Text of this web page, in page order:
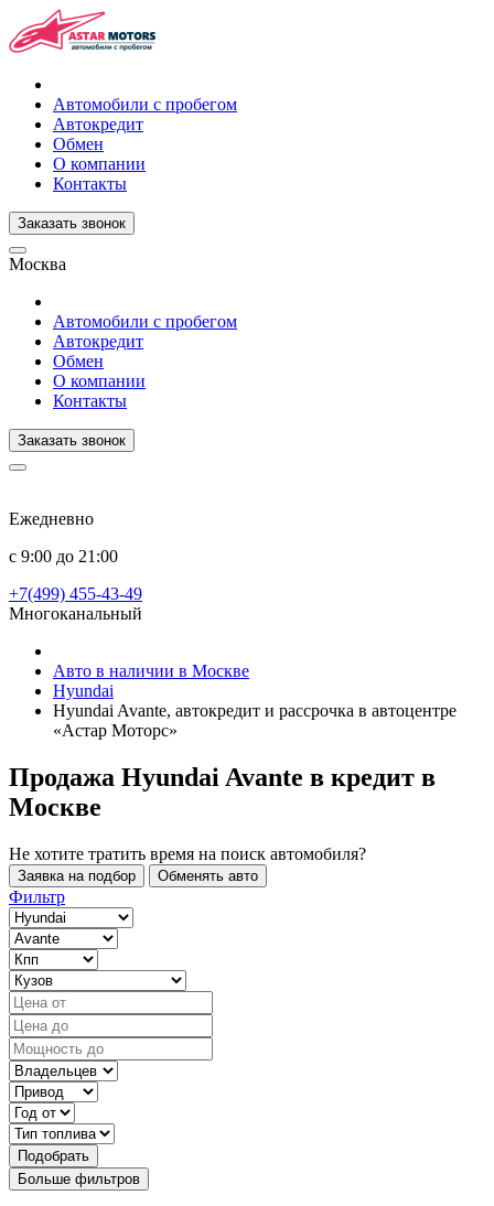
Автомобили с пробегом
Автокредит
Обмен
О компании
Контакты
Заказать звонок
Москва
Автомобили с пробегом
Автокредит
Обмен
О компании
Контакты
Заказать звонок
Ежедневно
с 9:00 до 21:00
+7(499) 455-43-49
Многоканальный
Авто в наличии в Москве
Hyundai
Hyundai Avante, автокредит и рассрочка в автоцентре
«Астар Моторс»
Продажа Hyundai Avante в кредит в
Москве
Не хотите тратить время на поиск автомобиля?
Заявка на подбор Обменять авто
Фильтр
Подобрать
Больше фильтров